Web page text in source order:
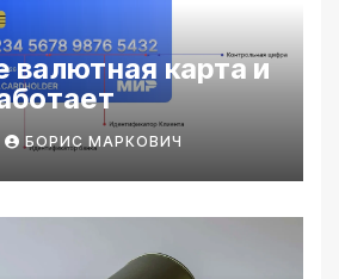
валютная карта и
БОРИС МАРКОВИЧ